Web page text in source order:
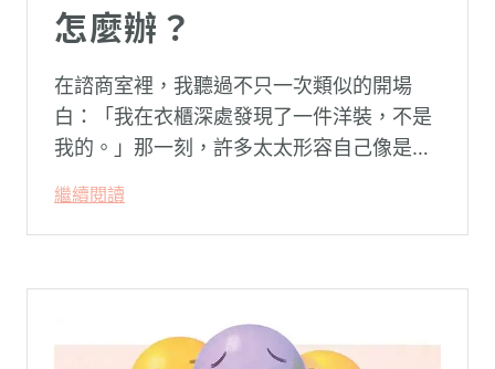
怎麼辦？
在諮商室裡，我聽過不只一次類似的開場
白：「我在衣櫃深處發現了一件洋裝，不是
我的。」那一刻，許多太太形容自己像是踩
陌生。
繼續閱讀